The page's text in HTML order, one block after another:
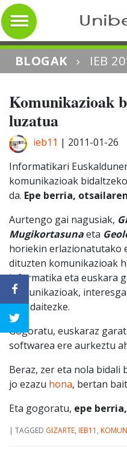
BLOGAK › IEB
Komunikazioak
luzatua
ieb11 | 2011-01-26
Informatikari
komunikazioak
da. Epe berria,
Aurtengo gai nagusiak,
Mugikortasunaeta
horiekin erlazionatutako
dituzten komunikazioak
informatika eta euskara
komunikazioak,
izan daitezke.
Gogoratu, euskaraz
softwarea ere aurkeztu
Beraz, zer eta nola bidali
jo ezazu hona, bertan
Eta gogoratu, epe
| TAGGED GIZARTE, IEB11 ,